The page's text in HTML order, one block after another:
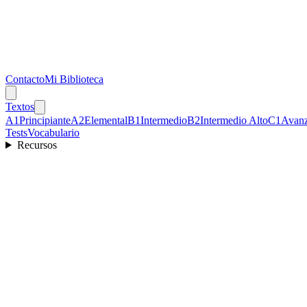
ContactoMi Biblioteca
Textos
A1PrincipianteA2ElementalB1IntermedioB2Intermedio AltoC1
TestsVocabulario
Recursos